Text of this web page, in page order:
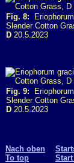
Fig. 8:
Slender Cotton
D 20.5.2023
Fig. 9:
Slender Cotton
D 20.5.2023
Nach oben
To top